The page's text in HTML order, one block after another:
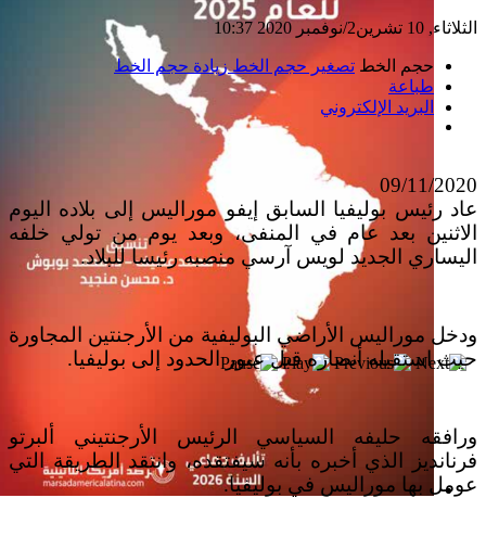
الثلاثاء, 10 تشرين2/نوفمبر 2020 10:37
حجم الخط تصغير حجم الخط زيادة حجم الخط
طباعة
البريد الإلكتروني
09/11/2020
عاد رئيس بوليفيا السابق إيفو موراليس إلى بلاده اليوم
الاثنين بعد عام في المنفى، وبعد يوم من تولي خلفه
اليساري الجديد لويس آرسي منصبه رئيسا للبلاد.
ودخل موراليس الأراضي البوليفية من الأرجنتين المجاورة
حيث استقبله أنصاره قبل عبور الحدود إلى بوليفيا.
ورافقه حليفه السياسي الرئيس الأرجنتيني ألبرتو
فرنانديز الذي أخبره بأنه سيفتقده، وانتقد الطريقة التي
عومل بها موراليس في بوليفيا.